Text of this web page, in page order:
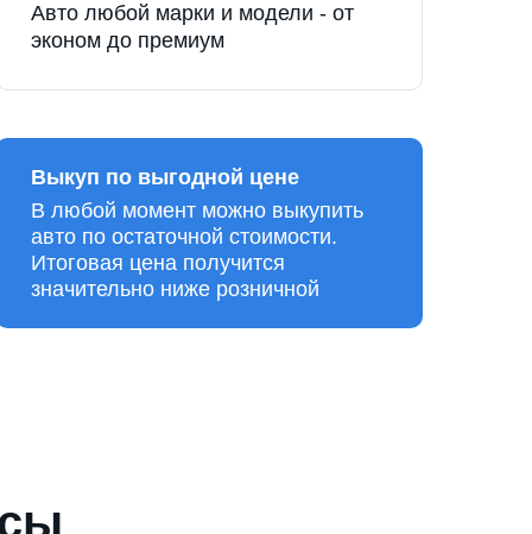
Авто любой марки и модели - от
эконом до премиум
В любой момент можно выкупить
авто по остаточной стоимости.
Итоговая цена получится
значительно ниже розничной
Выкуп по выгодной цене